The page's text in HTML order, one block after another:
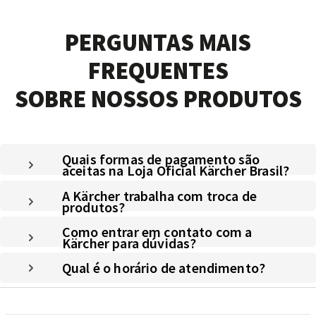
PERGUNTAS MAIS
FREQUENTES
SOBRE NOSSOS PRODUTOS
Quais formas de pagamento são
aceitas na Loja Oficial Kärcher Brasil?
A Kärcher trabalha com troca de
produtos?
Como entrar em contato com a
Kärcher para dúvidas?
Qual é o horário de atendimento?